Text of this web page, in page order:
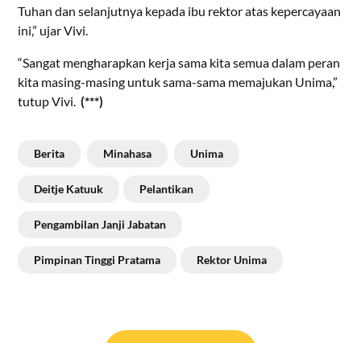
Tuhan dan selanjutnya kepada ibu rektor atas kepercayaan
ini,” ujar Vivi.
“Sangat mengharapkan kerja sama kita semua dalam peran
kita masing-masing untuk sama-sama memajukan Unima,”
tutup Vivi. (***)
Berita Minahasa Unima
Deitje Katuuk Pelantikan
Pengambilan Janji Jabatan
Pimpinan Tinggi Pratama Rektor Unima